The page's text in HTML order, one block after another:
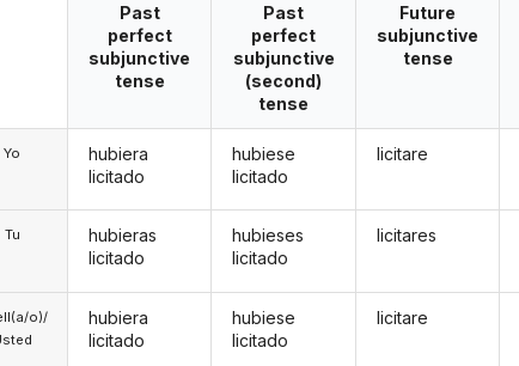
Yo
Tu
o)/
Past
perfect
subjunctive
tense
hubiera
licitado
hubieras
licitado
hubiera
licitado
Past
perfect
subjunctive
(second)
tense
hubiese
licitado
hubieses
licitado
hubiese
licitado
Future
subjunctive
tense
licitare
licitares
licitare